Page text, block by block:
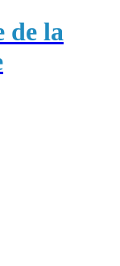
de la